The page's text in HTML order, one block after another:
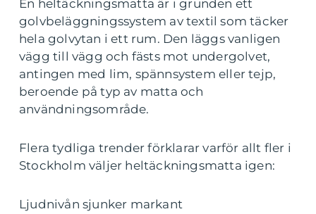
En heltäckningsmatta är i grunden ett
golvbeläggningssystem av textil som täcker
hela golvytan i ett rum. Den läggs vanligen
vägg till vägg och fästs mot undergolvet,
antingen med lim, spännsystem eller tejp,
beroende på typ av matta och
användningsområde.
Flera tydliga trender förklarar varför allt fler i
Stockholm väljer heltäckningsmatta igen:
Ljudnivån sjunker markant